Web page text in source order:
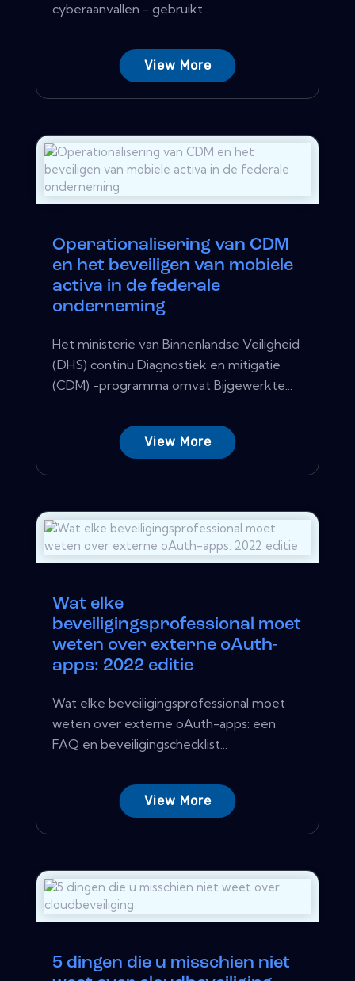
cyberaanvallen - gebruikt...
View More
Operationalisering van CDM
en het beveiligen van mobiele
activa in de federale
onderneming
Het ministerie van Binnenlandse Veiligheid
(DHS) continu Diagnostiek en mitigatie
(CDM) -programma omvat Bijgewerkte...
View More
Wat elke
beveiligingsprofessional moet
weten over externe oAuth-
apps: 2022 editie
Wat elke beveiligingsprofessional moet
weten over externe oAuth-apps: een
FAQ en beveiligingschecklist...
View More
5 dingen die u misschien niet